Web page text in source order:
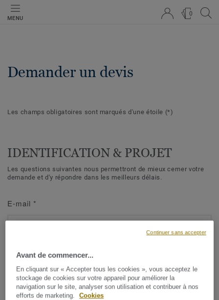
MENU
0
Demander un devis
Les champs obligatoires sont marqués d'une étoile (*)
IDENTIFICATION & PROJET
Les questions suivantes nous permettront de mieux cerner votre
demande et d'y répondre dans les meilleurs délais.
E-mail *
Prénom*
Avant de commencer...
En cliquant sur « Accepter tous les cookies », vous acceptez le
stockage de cookies sur votre appareil pour améliorer la
navigation sur le site, analyser son utilisation et contribuer à nos
efforts de marketing.
Cookies
Continuer sans accepter